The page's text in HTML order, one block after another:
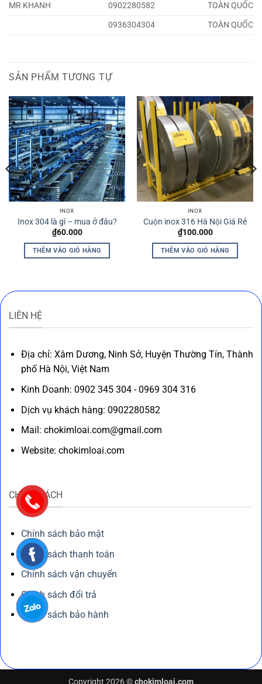
MR KHANH 0902280582
TOÀN QUỐC
0936304304
TOÀN QUỐC
SẢN PHẨM TƯƠNG TỰ
INOX
Inox 304 là gì – mua ở đâu?
₫60.000
THÊM VÀO GIỎ HÀNG
INOX
Cuộn inox 316 Hà Nội Giá Rẻ
₫100.000
THÊM VÀO GIỎ HÀNG
LIÊN HỆ
Địa chỉ: Xâm Dương, Ninh Sở, Huyện Thường Tín, Thành
phố Hà Nội, Việt Nam
Kinh Doanh: 0902 345 304 - 0969 304 316
Dịch vụ khách hàng: 0902280582
Mail: chokimloai.com@gmail.com
Website: chokimloai.com
CHÍNH SÁCH
Chính sách bảo mật
Chính sách thanh toán
Chính sách vận chuyển
Chính sách đổi trả
Chính sách bảo hành